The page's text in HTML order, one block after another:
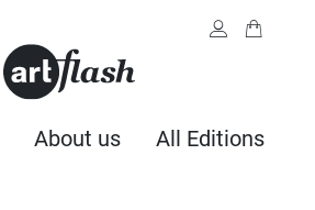
About us All Editions